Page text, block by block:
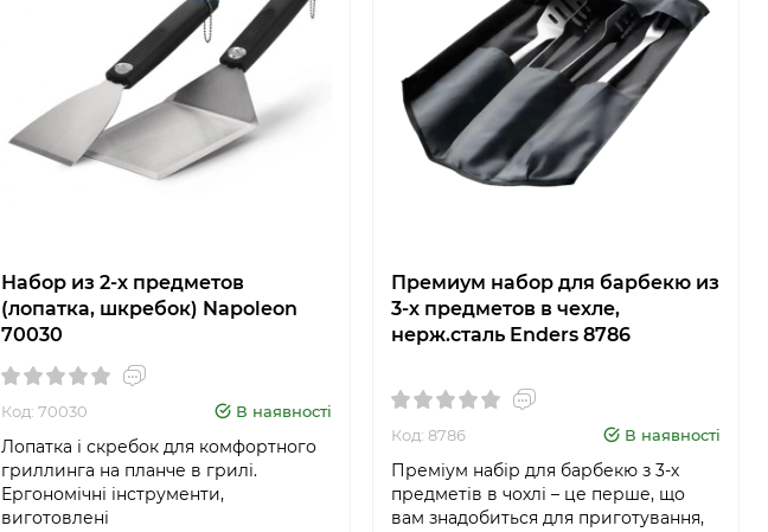
Набор из 2-х предметов
(лопатка, шкребок) Napoleon
70030
Код: 70030 В наявності
Лопатка і скребок для комфортного
гриллинга на планче в грилі.
Ергономічні інструменти,
виготовлені
Премиум набор для барбекю из
3-х предметов в чехле,
нерж.сталь Enders 8786
Код: 8786 В наявності
Преміум набір для барбекю з 3-х
предметів в чохлі – це перше, що
вам знадобиться для приготування,